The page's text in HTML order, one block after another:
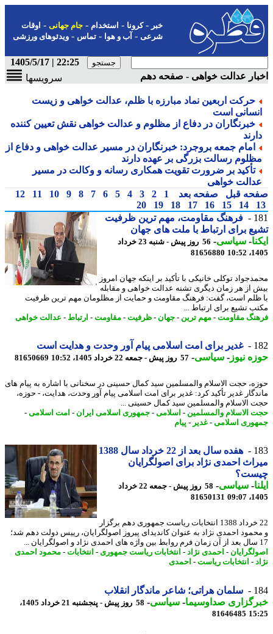
-کرونا-استخدام- جام جهانی-اوقات
شرعی-آب و هوا-تماس-ویدئوهای ورزشی
22:25 | 1405/5/17
عدالت خواهی - صفحه دهم
سرویسها
حرکت اربعین نماد مبارزه با ظلم، عدالت خواهی و زیست
است
خبرنگاران در دفاع از مظلوم و عدالت خواهی نقش تعیین کننده
امام جمعه بروجرد: خبرنگاران در مسیر عدالت خواهی و دفاع از
رسالت بزرگی بر عهده دارند
تأکید بر ضرورت تقویت همکاری رسانه و وکالت در مسیر
خواهی
قبل صفحه بعد 1
2
3
4
5
6
7
8
9
10
11
12
14
15
16
17
18
19
20
فرهنگ مقاومت، مهم ترین ظرفیت
برای ارتباط با ملت های جهان
-سیاسی-
56 روز پیش - شنبه 23 خرداد
81656880
توکلی خانیکی با تأکید بر اینکه جهان امروز
از هر زمان دیگری تشنه عدالت خواهی و مقابله
است، گفت: فرهنگ مقاومت و حمایت از مظلومان مهم ترین ظرفیت
تشیع برای ارتباط ...
مقاومت-مهم ترین- جهان-ظرفیت -مقاومت-ارتباط -عدالت خواهی
غدیر برای امت اسلامی پیام آور وحدت و هدایت است
نیوز-سیاسی-57 روز پیش - جمعه 22 خرداد 1405، 10:52 81650669
حجت الاسلام والمسلمین سید کمال حسینی در سخنانی با اشاره به پیام های
غدیر تأکید کرد: غدیر برای امت اسلامی پیام آور وحدت، هدایت، - حوزه،
الاسلام والمسلمین سید کمال حسینی ...
الاسلام والمسلمین-اسلامی-جمهوری اسلامی ایران - امت اسلامی-
اسلامی-غدیر-پیام
هفده سال بعد از 22 خرداد سال 1388
احمدی نژاد برای اصولگرایان
-سیاسی-
58 روز پیش - جمعه 22 خرداد
81650131
22 خرداد 1388 انتخابات ریاست جمهوری دهم برگزار
احمدی نژاد به عنوان کاندیدای پیروز اصولگرایان، رییس دولت دهم شد؛
-احمدی نژاد -انتخابات ریاست جمهوری- انتخابات-محمود احمدی
-انتخابات ریاست-احمدی
سلمان هراتی؛ شاعر ماندگار انقلاب
صداوسیما-سیاسی-
58 روز پیش - پنجشنبه 21 خرداد 1405،
81646485